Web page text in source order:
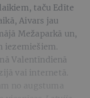
taču Edīte
Aivars jau
Mežaparkā un,
iezemiešiem.
Valentīndienā
vai internetā.
no augstuma